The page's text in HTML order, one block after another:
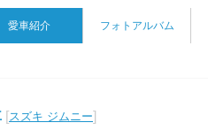
愛車紹介 フォトアルバム
[スズキ ジムニー]